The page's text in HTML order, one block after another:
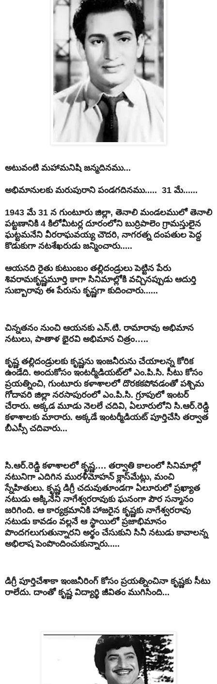
అటువంటి మహామనిషి జన్మదినము...
అభిమానులకు మరుపురాని పండగదినము..... 31 మే......
1943 మే 31 న గుంటూరు జిల్లా, తెనాలి మండలములో తెనాలి
పట్టణానికి 4 కిలోమీటర్ల దూరంలోని బుర్రిపాలెం గ్రామస్తులైన
ఘట్టమనేని వీరరాఘవయ్య చౌదరి, నాగరత్న దంపతుల పెద్ద
కొడుకుగా నటశేఖరుడు జన్మించారు.....
ఆయనది రైతు కుటుంబం తల్లిదండ్రులు పెట్టిన పేరు
శివరామకృష్ణమూర్తి కాగా సినిమాల్లోకి వచ్చినప్పుడు ఆదుర్తి
సుబ్బారావు ఈ పేరును కృష్ణగా కుదించారు......
చిన్నతనం నుంచి ఆయనకు ఎన్.టి. రామారావు అభిమాన
నటులు, పాతాళ భైరవి అభిమాన చిత్రం…..
కృష్ణ తల్లిదండ్రులకు కృష్ణను ఇంజనీరును చేయాలన్న కోరిక
ఉండేది. అందుకోసం ఇంటర్మీడియట్‌లో ఎం.పి.సి. సీటు కోసం
ప్రయత్నించి, గుంటూరు కళాశాలలో దొరకకపోవడంతో పశ్చిమ
గోదావరి జిల్లా నరసాపురంలో ఎం.పి.సి. గ్రూపులో ఇంటర్
చేరారు. అక్కడ మూడు నెలలే చదివి, ఏలూరులోని సి.ఆర్.రెడ్డి
కళాశాలకు మారారు. అక్కడే ఇంటర్మీడియట్ పూర్తిచేసి తర్వాత
బీఎస్సీ చదివారు...
సి.ఆర్.రెడ్డి కళాశాలలో కృష్ణ…. తర్వాతి కాలంలో సినిమాల్లో
నటునిగా ఎదిగిన మురళీమోహన్ క్లాస్‌మేట్లు, మంచి
స్నేహితులు. కృష్ణ డిగ్రీ చదువుతూండగా ఏలూరులో ప్రఖ్యాత
నటుడు అక్కినేని నాగేశ్వరరావుకు ఘనంగా పౌర సన్మానం
జరిగింది. ఆ కార్యక్రమానికి హాజరైన కృష్ణకు నాగేశ్వరరావు
నటుడు కావడం వల్లనే ఆ స్థాయిలో ప్రజాభిమానం
పొందగలుగుతున్నారని అర్థం చేసుకుని సినీ నటుడు కావాలన్న
అభిలాష పెంపొందించుకున్నారు.....
డిగ్రీ పూర్తిచేశాకా ఇంజనీరింగ్ కోసం ప్రయత్నించినా కృష్ణకు సీటు
రాలేదు. దాంతో కృష్ణ విద్యార్థి జీవితం ముగిసింది...